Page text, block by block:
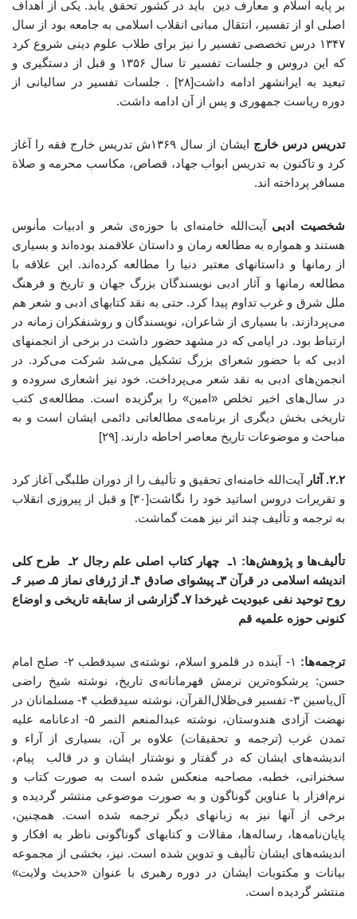
بر پایه اسلام و معارف دین باید در کشور تحقق یابد. یکی از اهداف
اصلی او از تفسیر، انتقال مبانی انقلاب اسلامی به جامعه بود از سال
۱۳۴۷ درس تخصصی تفسیر را نیز برای طلاب علوم دینی شروع کرد
که این دروس و جلسات تفسیر تا سال ۱۳۵۶ و قبل از دستگیری و
تبعید به ایرانشهر ادامه داشت[۲۸] . جلسات تفسیر در سالیانی از
دوره ریاست جمهوری و پس از آن ادامه داشت.
تدریس درس خارج
ایشان از سال ۱۳۶۹ش تدریس خارج فقه را آغاز
کرد و تاکنون به تدریس ابواب جهاد، قصاص، مکاسب محرمه و صلاة
مسافر پرداخته اند.
شخصیت ادبی آیت‌الله خامنه‌ای با حوزه‌ی شعر و ادبیات مأنوس
هستند و همواره به مطالعه رمان‌ و داستان علاقمند بوده‌اند و بسیاری
از رمانها و داستانهای معتبر دنیا را مطالعه کرده‌اند. این علاقه با
مطالعه رمانها و آثار ادبی نویسندگان بزرگ جهان و تاریخ و فرهنگ
ملل شرق و غرب تداوم پیدا کرد. حتی به نقد کتابهای ادبی و شعر هم
می‌پردازند. با بسیاری از شاعران، نویسندگان و روشنفکران زمانه در
ارتباط بود. در ایامی که در مشهد حضور داشت در برخی از انجمنهای
ادبی که با حضور شعرای بزرگ تشکیل می‌شد شرکت می‌کرد. در
انجمن‌های ادبی به نقد شعر می‌پرداخت. خود نیز اشعاری سروده و
در سال‌های اخیر تخلص «امین» را برگزیده است. مطالعه‌ی کتب
تاریخی بخش دیگری از برنامه‌ی مطالعاتی دائمی ایشان است و به
مباحث و موضوعات تاریخ معاصر احاطه دارند. [۲۹]
۲.۲. آثار
آیت‌الله خامنه‌ای تحقیق و تألیف را از دوران طلبگی آغاز کرد
و تقریرات دروس اساتید خود را نگاشت[۳۰] و قبل از پیروزی انقلاب
به ترجمه و تألیف چند اثر نیز همت گماشت.
تألیف‌ها و پژوهش‌ها: ۱ـ چهار کتاب اصلی علم رجال
۲ـ طرح کلی
اندیشه اسلامی در قرآن ۳ـ پیشوای صادق ۴ـ از ژرفای نماز ۵ـ صبر
۶ـ
روح توحید نفی عبودیت غیرخدا
۷ـ گزارشی از سابقه تاریخی و اوضاع
کنونی حوزه علمیه قم
ترجمه‌ها:
۱- آینده در قلمرو اسلام، نوشته‌ی سیدقطب ۲- صلح امام
حسن: پرشکوه‌ترین نرمش قهرمانانه‌ی تاریخ، نوشته شیخ راضی
آل‌یاسین ۳- تفسیر فی‌ظلال‌القرآن، نوشته سیدقطب ۴- مسلمانان در
نهضت آزادی هندوستان، نوشته عبدالمنعم النمر ۵- ادعانامه علیه
تمدن غرب (ترجمه و تحقیقات) علاوه بر آن، بسیاری از آراء و
اندیشه‌های ایشان که در گفتار و نوشتار ایشان و در قالب پیام،
سخنرانی، خطبه، مصاحبه منعکس شده است به صورت کتاب و
نرم‌افزار با عناوین گوناگون و به صورت موضوعی منتشر گردیده و
برخی از آنها نیز به زبانهای دیگر ترجمه شده است. همچنین،
پایان‌نامه‌ها، رساله‌ها، مقالات و کتابهای گوناگونی ناظر به افکار و
اندیشه‌های ایشان تألیف و تدوین شده است. نیز، بخشی از مجموعه
بیانات و مکتوبات ایشان در دوره رهبری با عنوان «حدیث ولایت»
منتشر گردیده است.